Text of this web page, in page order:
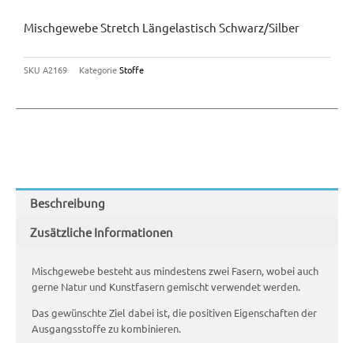
Mischgewebe Stretch Längelastisch Schwarz/silber
SKU A2169 KategorieStoffe
Beschreibung
Zusätzliche Informationen
Mischgewebe besteht aus mindestens zwei Fasern, wobei auch
gerne Natur und Kunstfasern gemischt verwendet werden.
Das gewünschte Ziel dabei ist, die positiven Eigenschaften der
Ausgangsstoffe zu kombinieren.